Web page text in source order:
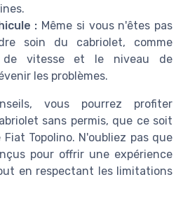
: Même si vous n'êtes pas
soin du cabriolet, comme
vitesse et le niveau de
les problèmes.
vous pourrez profiter
sans permis, que ce soit
Topolino. N'oubliez pas que
pour offrir une expérience
en respectant les limitations